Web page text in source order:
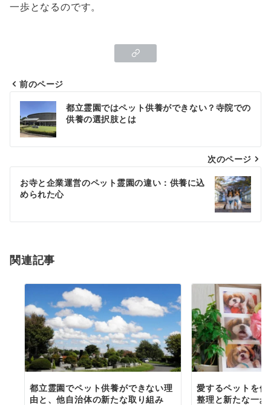
一歩となるのです。
投
稿
ナ
ビ
ゲ
シ
ン
前のページ
都立霊園ではペット供養ができない？寺院での
供養の選択肢とは
次のページ
お寺と企業運営のペット霊園の違い：供養に込
められた心
関連記事
都立霊園でペット供養ができない理
由と、他自治体の新たな取り組み
愛するペットを
整理と新たな一歩